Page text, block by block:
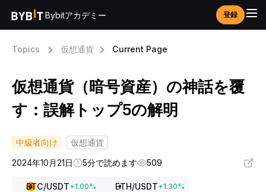
Bybitアカデミー 登録
Topics 仮想通貨 Current Page
仮想通貨（暗号資産）の神話を覆
す：誤解トップ5の解明
中級者向け
仮想通貨
2024年10月21日
5分で読めます 509
BTC/USDT+1.00% ETH/USDT+1.30%